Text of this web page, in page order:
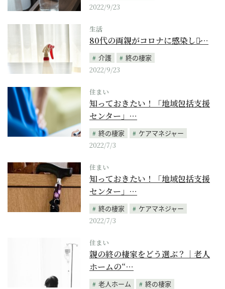
2022/9/23
生活
80代の両親がコロナに感染した̷…
介護
終の棲家
2022/9/23
住まい
知っておきたい！「地域包括支援
センター」…
終の棲家
ケアマネジャー
2022/7/3
住まい
知っておきたい！「地域包括支援
センター」…
終の棲家
ケアマネジャー
2022/7/3
住まい
親の終の棲家をどう選ぶ？｜老人
ホームの“…
老人ホーム
終の棲家